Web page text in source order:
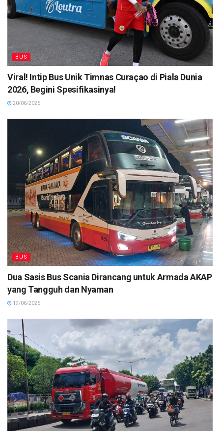
BUS
Viral! Intip Bus Unik Timnas Curaçao di Piala Dunia
2026, Begini Spesifikasinya!
20/06/2026
BUS
Dua Sasis Bus Scania Dirancang untuk Armada AKAP
yang Tangguh dan Nyaman
19/06/2026